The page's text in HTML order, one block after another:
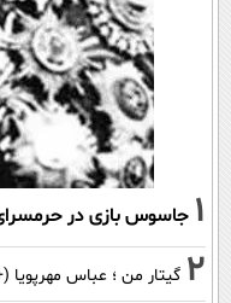
1 جاسوس بازی در حرمسرای
2 گیتار من ؛ عباس مهرپویا